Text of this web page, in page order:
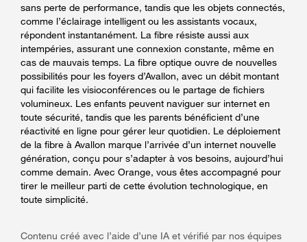
sans perte de performance, tandis que les objets connectés,
comme l’éclairage intelligent ou les assistants vocaux,
répondent instantanément. La fibre résiste aussi aux
intempéries, assurant une connexion constante, même en
cas de mauvais temps. La fibre optique ouvre de nouvelles
possibilités pour les foyers d’Avallon, avec un débit montant
qui facilite les visioconférences ou le partage de fichiers
volumineux. Les enfants peuvent naviguer sur internet en
toute sécurité, tandis que les parents bénéficient d’une
réactivité en ligne pour gérer leur quotidien. Le déploiement
de la fibre à Avallon marque l’arrivée d’un internet nouvelle
génération, conçu pour s’adapter à vos besoins, aujourd’hui
comme demain. Avec Orange, vous êtes accompagné pour
tirer le meilleur parti de cette évolution technologique, en
toute simplicité.
Contenu créé avec l’aide d’une IA et vérifié par nos équipes